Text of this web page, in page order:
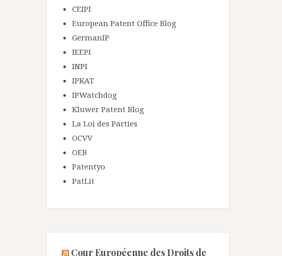
CEIPI
European Patent Office Blog
GermanIP
IEEPI
INPI
IPKAT
IPWatchdog
Kluwer Patent Blog
La Loi des Parties
OCVV
OEB
Patentyo
PatLit
Cour Européenne des Droits de